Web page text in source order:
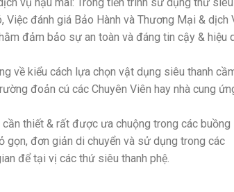
đánh giá Bảo Hành và Thương Mại & dịch
đảm bảo sự an toàn và đáng tin cậy & hiệu
về kiểu cách lựa chọn vật dụng siêu thanh
đoản cú các Chuyên Viên hay nhà cung
thiết & rất được ưa chuộng trong các buồng
đơn giản di chuyển và sử dụng trong các
để tại vị các thứ siêu thanh phệ.